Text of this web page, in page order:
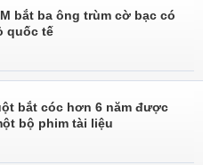
bắt ba ông trùm cờ bạc có
quốc tế
bắt cóc hơn 6 năm được
bộ phim tài liệu